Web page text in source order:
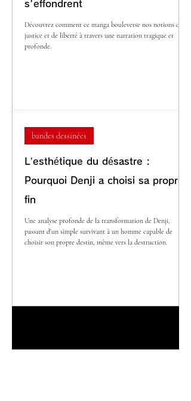
s'effondrent
Découvrez comment ce manga bouleverse nos notions de
justice et de liberté à travers une narration tragique et
profonde.
L’esthétique du désastre :
Pourquoi Denji a choisi sa propre
fin
Une analyse profonde de la transformation de Denji,
passant d'un simple survivant à un homme capable de
choisir son propre destin, même vers la destruction.
bandes dessinées